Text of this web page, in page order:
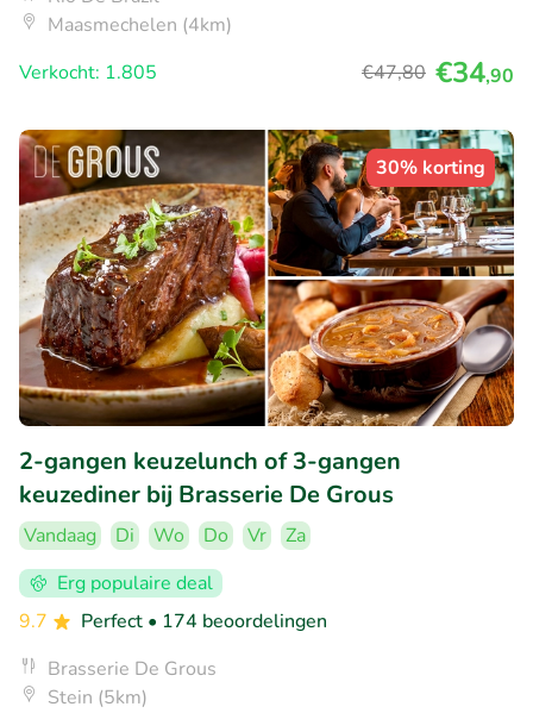
Maasmechelen (4km)
Verkocht: 1.805
€47,80 €34,90
30% korting
2-gangen keuzelunch of 3-gangen
keuzediner bij Brasserie De Grous
Vandaag Di Wo Do Vr
Za
Erg populaire deal
9.7
Perfect • 174 beoordelingen
Brasserie De Grous
Stein (5km)